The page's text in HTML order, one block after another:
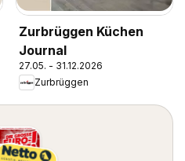
Zurbrüggen Küchen
Journal
27.05. - 31.12.2026
Zurbrüggen